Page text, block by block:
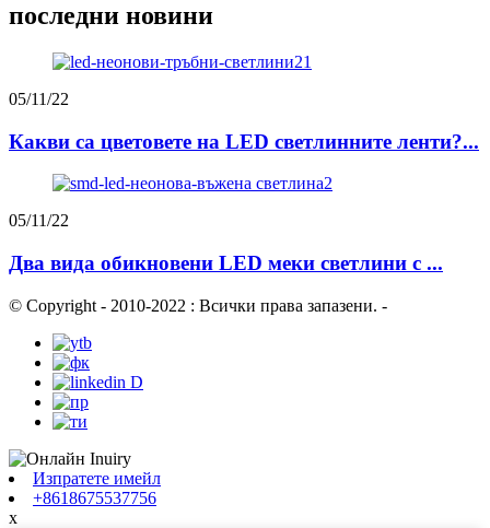
последни новини
05/11/22
Какви са цветовете на LED светлинните ленти?...
05/11/22
Два вида обикновени LED меки светлини с ...
© Copyright - 2010-2022 : Всички права запазени. -
Изпратете имейл
+8618675537756
x